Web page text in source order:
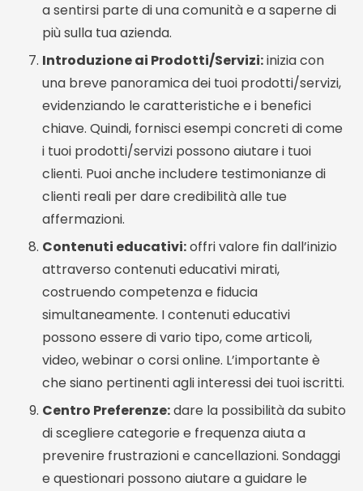
a sentirsi parte di una comunità e a saperne di
più sulla tua azienda.
Introduzione ai Prodotti/Servizi:inizia con
una breve panoramica dei tuoi prodotti/servizi,
evidenziando le caratteristiche e i benefici
chiave. Quindi, fornisci esempi concreti di come
i tuoi prodotti/servizi possono aiutare i tuoi
clienti. Puoi anche includere testimonianze di
clienti reali per dare credibilità alle tue
affermazioni.
Contenuti educativi:offri valore fin dall’inizio
attraverso contenuti educativi mirati,
costruendo competenza e fiducia
simultaneamente. I contenuti educativi
possono essere di vario tipo, come articoli,
video, webinar o corsi online. L’importante è
che siano pertinenti agli interessi dei tuoi iscritti.
Centro Preferenze:dare la possibilità da subito
di scegliere categorie e frequenza aiuta a
prevenire frustrazioni e cancellazioni. Sondaggi
e questionari possono aiutare a guidare le